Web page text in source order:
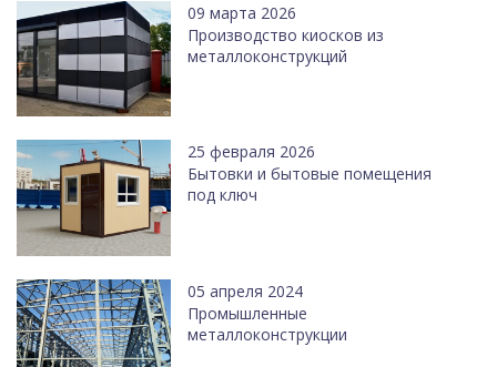
09 марта 2026
Производство киосков из
металлоконструкций
25 февраля 2026
Бытовки и бытовые помещения
под ключ
05 апреля 2024
Промышленные
металлоконструкции